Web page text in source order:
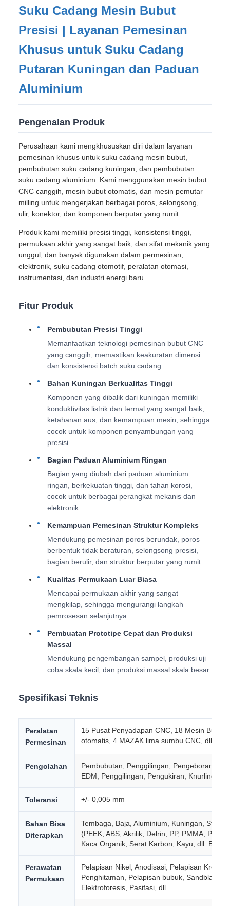
Suku Cadang Mesin Bubut
Presisi | Layanan Pemesinan
Khusus untuk Suku Cadang
Putaran Kuningan dan Paduan
Aluminium
Pengenalan Produk
Perusahaan kami mengkhususkan diri dalam layanan
pemesinan khusus untuk suku cadang mesin bubut,
pembubutan suku cadang kuningan, dan pembubutan
suku cadang aluminium. Kami menggunakan mesin bubut
CNC canggih, mesin bubut otomatis, dan mesin pemutar
milling untuk mengerjakan berbagai poros, selongsong,
ulir, konektor, dan komponen berputar yang rumit.
Produk kami memiliki presisi tinggi, konsistensi tinggi,
permukaan akhir yang sangat baik, dan sifat mekanik yang
unggul, dan banyak digunakan dalam permesinan,
elektronik, suku cadang otomotif, peralatan otomasi,
instrumentasi, dan industri energi baru.
Fitur Produk
Pembubutan Presisi Tinggi
Memanfaatkan teknologi pemesinan bubut CNC
yang canggih, memastikan keakuratan dimensi
dan konsistensi batch suku cadang.
Bahan Kuningan Berkualitas Tinggi
Komponen yang dibalik dari kuningan memiliki
konduktivitas listrik dan termal yang sangat baik,
ketahanan aus, dan kemampuan mesin, sehingga
cocok untuk komponen penyambungan yang
presisi.
Bagian Paduan Aluminium Ringan
Bagian yang diubah dari paduan aluminium
ringan, berkekuatan tinggi, dan tahan korosi,
cocok untuk berbagai perangkat mekanis dan
elektronik.
Kemampuan Pemesinan Struktur Kompleks
Mendukung pemesinan poros berundak, poros
berbentuk tidak beraturan, selongsong presisi,
bagian berulir, dan struktur berputar yang rumit.
Kualitas Permukaan Luar Biasa
Mencapai permukaan akhir yang sangat
mengkilap, sehingga mengurangi langkah
pemrosesan selanjutnya.
Pembuatan Prototipe Cepat dan Produksi
Massal
Mendukung pengembangan sampel, produksi uji
coba skala kecil, dan produksi massal skala besar.
Spesifikasi Teknis
Peralatan
Permesinan
15 Pusat Penyadapan CNC, 18 Mesin Bubut
otomatis, 4 MAZAK lima sumbu CNC, dll.
Pengolahan
Pembubutan, Penggilingan, Pengeboran,
EDM, Penggilingan, Pengukiran, Knurling, dll.
Toleransi +/- 0,005 mm
Bahan Bisa
Diterapkan
Tembaga, Baja, Aluminium, Kuningan,
(PEEK, ABS, Akrilik, Delrin, PP, PMMA, PC,
Kaca Organik, Serat Karbon, Kayu, dll.
Perawatan
Permukaan
Pelapisan Nikel, Anodisasi, Pelapisan Krom,
Penghitaman, Pelapisan bubuk,
Elektroforesis, Pasifasi, dll.